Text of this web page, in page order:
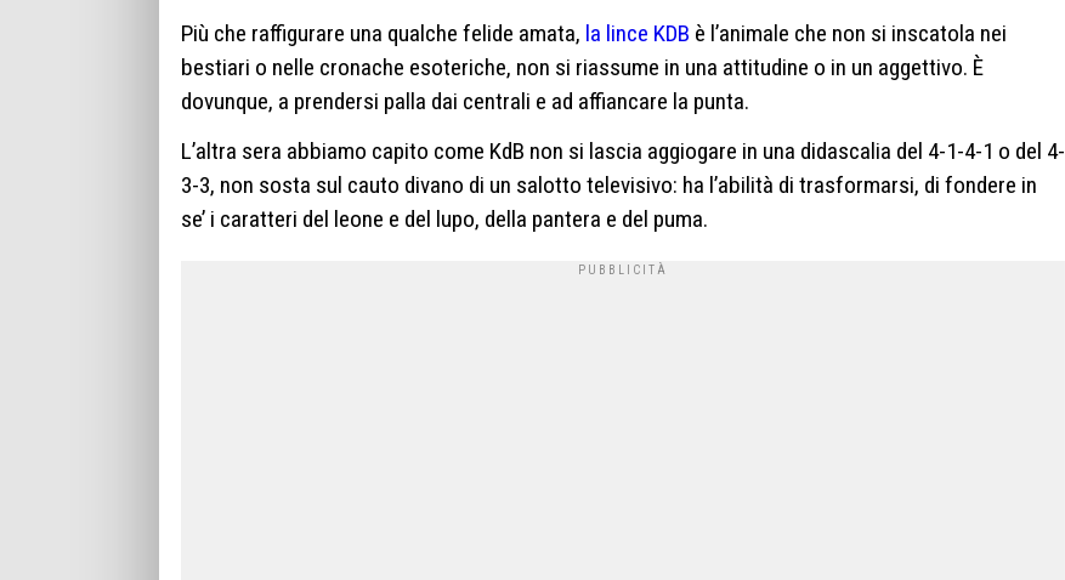
Più che raffigurare una qualche felide amata, la lince KDB è l’animale che non si inscatola nei
bestiari o nelle cronache esoteriche, non si riassume in una attitudine o in un aggettivo. È
dovunque, a prendersi palla dai centrali e ad affiancare la punta.
L’altra sera abbiamo capito come KdB non si lascia aggiogare in una didascalia del 4-1-4-1 o del 4-
3-3, non sosta sul cauto divano di un salotto televisivo: ha l’abilità di trasformarsi, di fondere in
se’ i caratteri del leone e del lupo, della pantera e del puma.